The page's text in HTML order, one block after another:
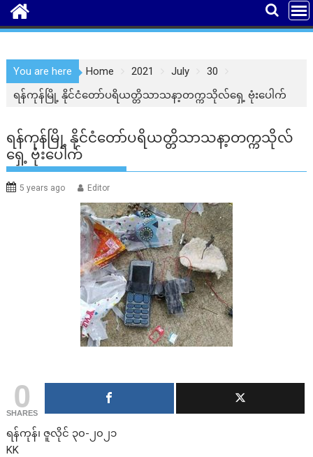
You are here Home 2021 July
30
ရန်ကုန်မြို့ နိုင်ငံတော်ပရိယတ္တိသာသနာ့တက္ကသိုလ်ရှေ့ ဗုံးပေါက်
ရန်ကုန်မြို့ နိုင်ငံတော်ပရိယတ္တိသာသနာ့တက္ကသိုလ်
ရှေ့ ဗုံးပေါက်
5 years ago Editor
0
SHARES
ရန်ကုန်၊ ဇူလိုင် ၃၀-၂၀၂၁
KK